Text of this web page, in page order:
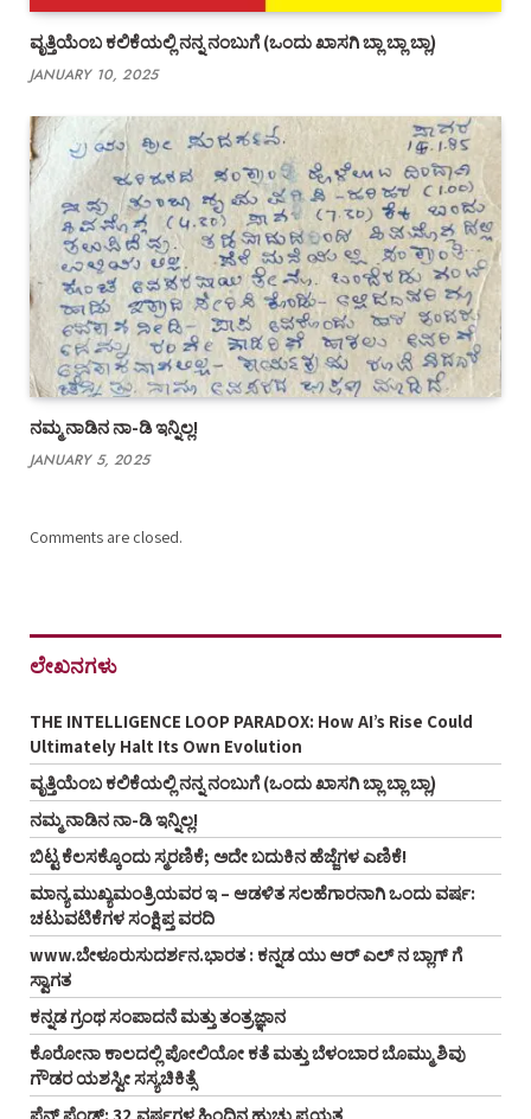
ವೃತ್ತಿಯೆಂಬ ಕಲಿಕೆಯಲ್ಲಿ ನನ್ನ ನಂಬುಗೆ (ಒಂದು ಖಾಸಗಿ ಬ್ಲಾ ಬ್ಲಾ ಬ್ಲಾ)
JANUARY 10, 2025
ನಮ್ಮ ನಾಡಿನ ನಾ-ಡಿ ಇನ್ನಿಲ್ಲ!
JANUARY 5, 2025
Comments are closed.
ಲೇಖನಗಳು
THE INTELLIGENCE LOOP PARADOX: How AI’s Rise Could
Ultimately Halt Its Own Evolution
ವೃತ್ತಿಯೆಂಬ ಕಲಿಕೆಯಲ್ಲಿ ನನ್ನ ನಂಬುಗೆ (ಒಂದು ಖಾಸಗಿ ಬ್ಲಾ ಬ್ಲಾ ಬ್ಲಾ)
ನಮ್ಮ ನಾಡಿನ ನಾ-ಡಿ ಇನ್ನಿಲ್ಲ!
ಬಿಟ್ಟ ಕೆಲಸಕ್ಕೊಂದು ಸ್ಮರಣಿಕೆ; ಅದೇ ಬದುಕಿನ ಹೆಜ್ಜೆಗಳ ಎಣಿಕೆ!
ಮಾನ್ಯ ಮುಖ್ಯಮಂತ್ರಿಯವರ ಇ – ಆಡಳಿತ ಸಲಹೆಗಾರನಾಗಿ ಒಂದು ವರ್ಷ:
ಚಟುವಟಿಕೆಗಳ ಸಂಕ್ಷಿಪ್ತ ವರದಿ
www.ಬೇಳೂರುಸುದರ್ಶನ.ಭಾರತ : ಕನ್ನಡ ಯು ಆರ್‌ ಎಲ್‌ ನ ಬ್ಲಾಗ್‌ ಗೆ
ಸ್ವಾಗತ
ಕನ್ನಡ ಗ್ರಂಥ ಸಂಪಾದನೆ ಮತ್ತು ತಂತ್ರಜ್ಞಾನ
ಕೊರೋನಾ ಕಾಲದಲ್ಲಿ ಪೋಲಿಯೋ ಕತೆ ಮತ್ತು ಬೆಳಂಬಾರ ಬೊಮ್ಮು ಶಿವು
ಗೌಡರ ಯಶಸ್ವೀ ಸಸ್ಯಚಿಕಿತ್ಸೆ